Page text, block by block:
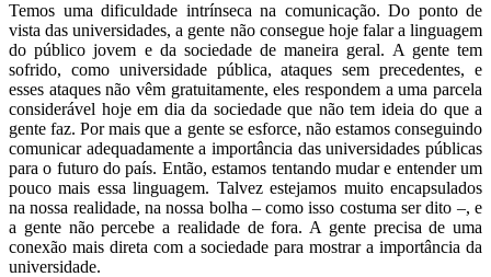
Temos uma dificuldade intrínseca na comunicação. Do ponto de
vista das universidades, a gente não consegue hoje falar a linguagem
do público jovem e da sociedade de maneira geral. A gente tem
sofrido, como universidade pública, ataques sem precedentes, e
esses ataques não vêm gratuitamente, eles respondem a uma parcela
considerável hoje em dia da sociedade que não tem ideia do que a
gente faz. Por mais que a gente se esforce, não estamos conseguindo
comunicar adequadamente a importância das universidades públicas
para o futuro do país. Então, estamos tentando mudar e entender um
pouco mais essa linguagem. Talvez estejamos muito encapsulados
na nossa realidade, na nossa bolha – como isso costuma ser dito –, e
a gente não percebe a realidade de fora. A gente precisa de uma
conexão mais direta com a sociedade para mostrar a importância da
universidade.